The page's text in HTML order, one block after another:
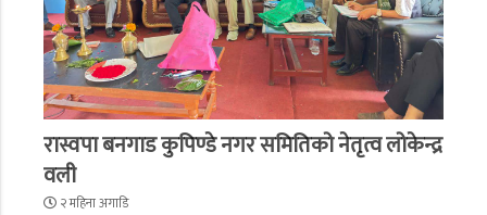
रास्वपा बनगाड कुपिण्डे नगर समितिको नेतृत्व लोकेन्द्र
वली
२ महिना अगाडि